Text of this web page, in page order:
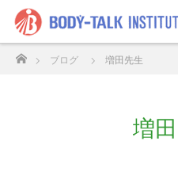
ブログ 増田先生
増